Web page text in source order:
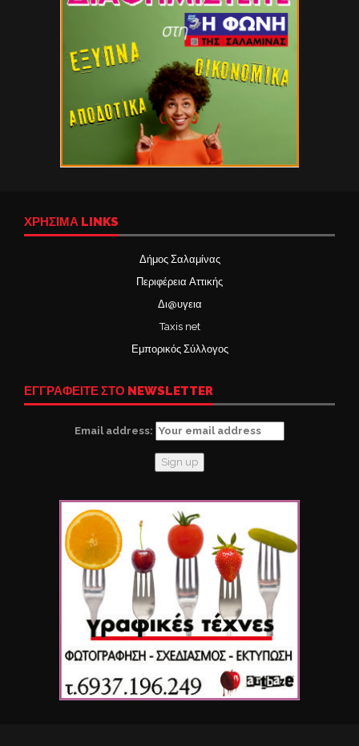
ΧΡΉΣΙΜΑ LINKS
Δήμος Σαλαμίνας
Περιφέρεια Αττικής
Δι@υγεια
Taxis net
Εμπορικός Σύλλογος
ΕΓΓΡΑΦΕΙΤΕ ΣΤΟ NEWSLETTER
Email address: